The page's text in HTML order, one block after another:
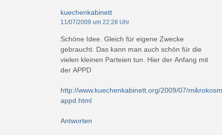
kuechenkabinett
11/07/2009 um 22:28 Uhr
Schöne Idee. Gleich für eigene Zwecke
gebraucht. Das kann man auch schön für die
vielen kleinen Parteien tun. Hier der Anfang mit
der APPD
http://www.kuechenkabinett.org/2009/07/
appd.html
Antworten